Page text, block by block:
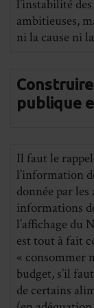
l’instabilité
ambitieuses,
ni la cause ni
publique
Il faut le
l’information
donnée par
informations
l’affichage du
est tout à fait
« consommer
budget, s’il
de certains